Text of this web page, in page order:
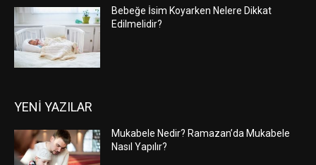
Bebeğe İsim Koyarken Nelere Dikkat
Edilmelidir?
YENİ YAZILAR
Mukabele Nedir? Ramazan’da Mukabele
Nasıl Yapılır?